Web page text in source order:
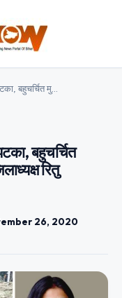
बहुचर्चित
रितु
26, 2020